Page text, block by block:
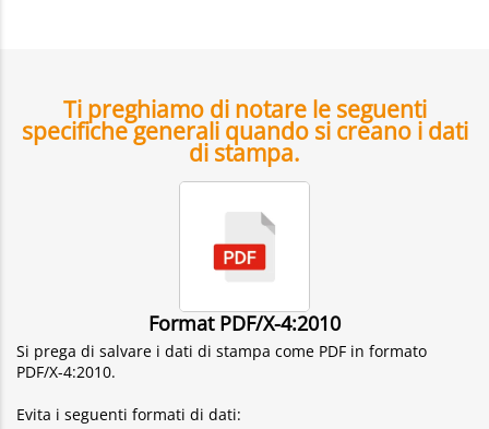
Ti preghiamo di notare le seguenti
specifiche generali quando si creano i dati
di stampa.
Format PDF/X-4:2010
Si prega di salvare i dati di stampa come PDF in formato
PDF/X-4:2010.
Evita i seguenti formati di dati: